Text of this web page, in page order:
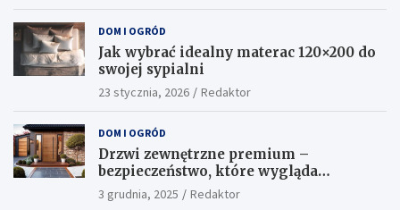
DOM I OGRÓD
Jak wybrać idealny materac 120×200 do
swojej sypialni
23 stycznia, 2026 Redaktor
DOM I OGRÓD
Drzwi zewnętrzne premium –
bezpieczeństwo, które wygląda
ekskluzywnie
3 grudnia, 2025 Redaktor